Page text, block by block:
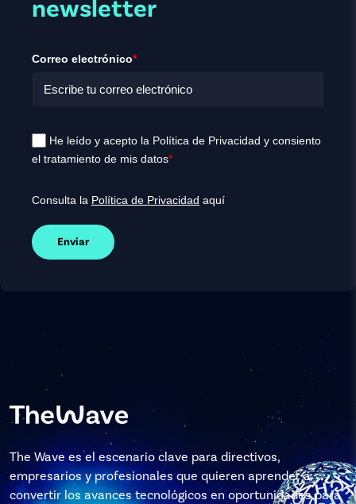
newsletter
Correo electrónico*
He leído y acepto la Política de Privacidad y consiento
el tratamiento de mis datos*
Consulta la Política de Privacidad aquí
Enviar
The Wave es el escenario clave para directivos,
empresarios y profesionales que quieren aprender a
convertir los avances tecnológicos en oportunidades para